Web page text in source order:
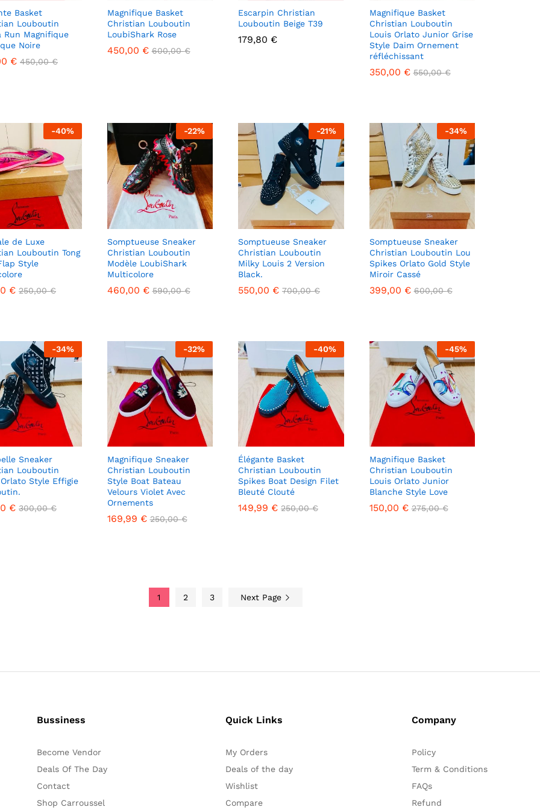
Basket
Louboutin
Run Magnifique
Noire
€ 450,00€
€ 450,00€
Magnifique Basket
Christian Louboutin
LoubiShark Rose
450,00 € 600,00€
450,00 € 600,00€
Escarpin Christian
Louboutin Beige T39
179,80 €
179,80 €
Magnifique Basket
Christian Louboutin
Louis Orlato Junior Grise
Style Daim Ornement
réfléchissant
350,00 € 550,00€
350,00 € 550,00€
-40%
de Luxe
Louboutin Tong
Style
€ 250,00€
€ 250,00€
-22%
Somptueuse Sneaker
Christian Louboutin
Modèle LoubiShark
Multicolore
460,00 € 590,00€
460,00 € 590,00€
-21%
Somptueuse Sneaker
Christian Louboutin
Milky Louis 2 Version
Black.
550,00 € 700,00€
550,00 € 700,00€
-34%
Somptueuse Sneaker
Christian Louboutin Lou
Spikes Orlato Gold Style
Miroir Cassé
399,00 € 600,00€
399,00 € 600,00€
-34%
Sneaker
Louboutin
Style Effigie
€ 300,00€
€ 300,00€
-32%
Magnifique Sneaker
Christian Louboutin
Style Boat Bateau
Velours Violet Avec
Ornements
169,99 € 250,00€
169,99 € 250,00€
-40%
Élégante Basket
Christian Louboutin
Spikes Boat Design Filet
Bleuté Clouté
149,99 € 250,00€
149,99 € 250,00€
-45%
Magnifique Basket
Christian Louboutin
Louis Orlato Junior
Blanche Style Love
150,00 € 275,00€
150,00 € 275,00€
1 2 3 Next Page
Bussiness
Become Vendor
Deals Of The Day
Contact
Shop Carroussel
Quick Links
My Orders
Deals of the day
Wishlist
Compare
Company
Policy
Term & Conditions
FAQs
Refund